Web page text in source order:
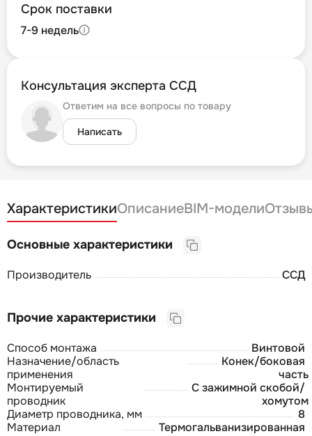
Срок поставки
7-9 недель
Консультация эксперта ССД
Ответим на все вопросы по товару
Написать
ХарактеристикиОписаниеBIM-модели
Основные характеристики
Производитель ССД
Прочие характеристики
Способ монтажа
Винтовой
Назначение/область
применения
Конек/боковая
часть
Монтируемый
проводник
С зажимной скобой/
хомутом
Диаметр проводника, мм
8
Материал
Термогальванизированная